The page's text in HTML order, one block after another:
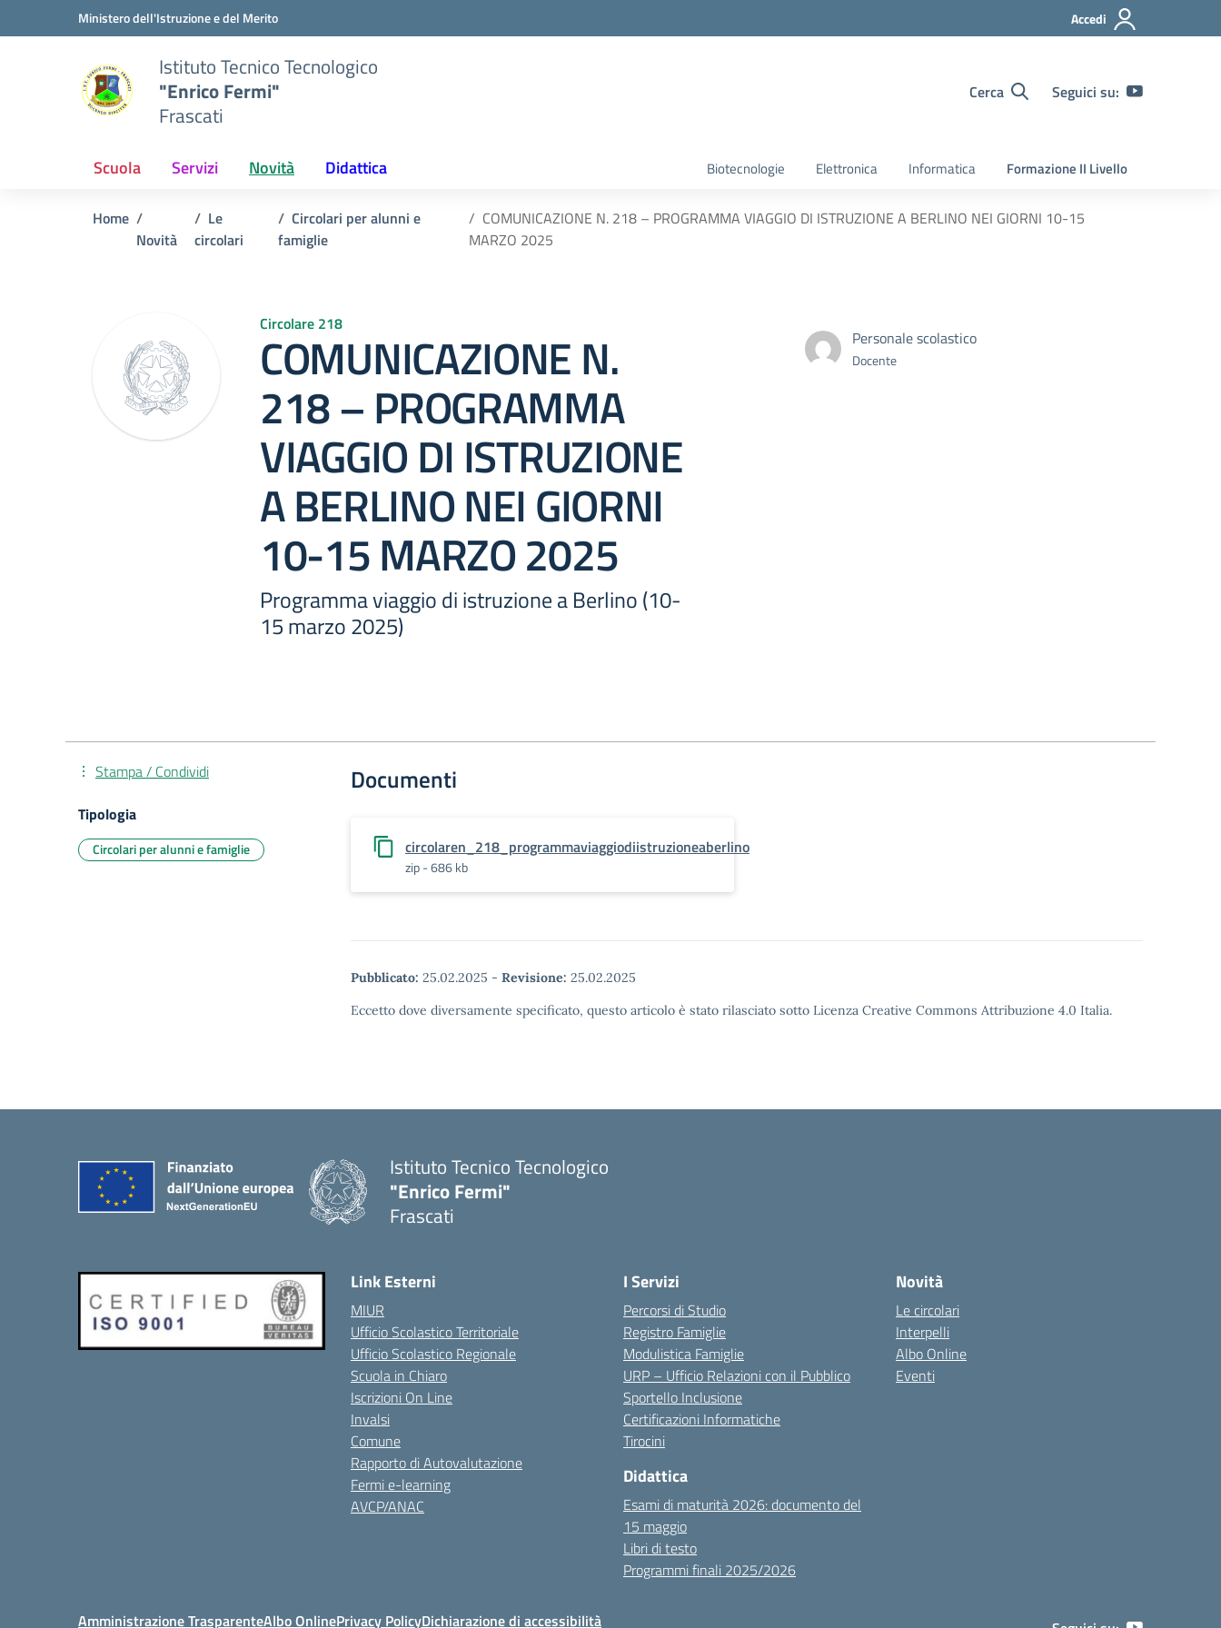
Vai ai contenuti
Vai al menu di navigazioneMinistero dell'Istruzione e del Merito Accedi
Istituto Tecnico Tecnologico
"Enrico Fermi"
Frascati
Cerca Seguici su:
Scuola Servizi Novità Didattica Biotecnologie Elettronica Informatica Formazione II Livello
Home
Novità
Le
circolari
Circolari per alunni e
famiglie
COMUNICAZIONE N. 218 – PROGRAMMA VIAGGIO DI ISTRUZIONE A BERLINO NEI GIORNI 10-15
MARZO 2025
Circolare 218
COMUNICAZIONE N.
218 – PROGRAMMA
VIAGGIO DI ISTRUZIONE
A BERLINO NEI GIORNI
10-15 MARZO 2025
Programma viaggio di istruzione a Berlino (10-
15 marzo 2025)
Personale scolastico
Docente
Documenti
circolaren_218_programmaviaggiodiistruzioneaberlino
zip - 686 kb
Pubblicato: 25.02.2025 - Revisione: 25.02.2025
Eccetto dove diversamente specificato, questo articolo è stato rilasciato sotto Licenza Creative Commons Attribuzione 4.0 Italia.
Stampa / Condividi
Tipologia
Circolari per alunni e famiglie
Istituto Tecnico Tecnologico
"Enrico Fermi"
Frascati
Link Esterni
MIUR
Ufficio Scolastico Territoriale
Ufficio Scolastico Regionale
Scuola in Chiaro
Iscrizioni On Line
Invalsi
Comune
Rapporto di Autovalutazione
Fermi e-learning
AVCP/ANAC
I Servizi
Percorsi di Studio
Registro Famiglie
Modulistica Famiglie
URP – Ufficio Relazioni con il Pubblico
Sportello Inclusione
Certificazioni Informatiche
Tirocini
Didattica
Esami di maturità 2026: documento del
15 maggio
Libri di testo
Programmi finali 2025/2026
Novità
Le circolari
Interpelli
Albo Online
Eventi
Amministrazione TrasparenteAlbo OnlinePrivacy PolicyDichiarazione di accessibilità